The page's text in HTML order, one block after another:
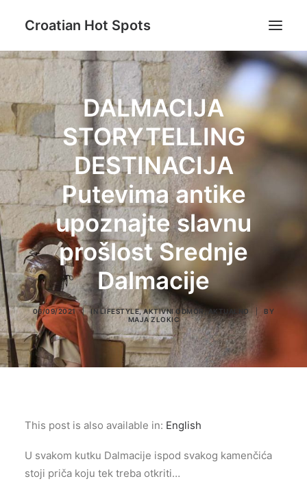
Croatian Hot Spots
Aktivni odmor
Gastro
Destinacije
Lifestyle
Magazin
Blog
O nama
Search
DALMACIJA
STORYTELLING
DESTINACIJA
Putevima antike
upoznajte slavnu
prošlost Srednje
Dalmacije
06/09/2021 | INLIFESTYLE,AKTIVNI ODMOR,AKTUALNO
BY
MAJA ZLOKIC
This post is also available in: English
U svakom kutku Dalmacije ispod svakog kamenčića
stoji priča koju tek treba otkriti…